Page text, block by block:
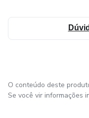
O conteúdo deste
Se você vir informações